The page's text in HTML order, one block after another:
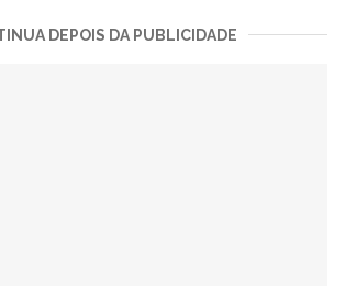
DEPOIS DA PUBLICIDADE